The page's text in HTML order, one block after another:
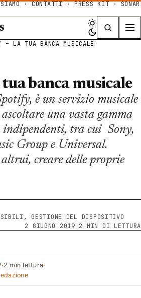
·CONTATTI ·PRESS KIT ·SONAR
– LA TUA BANCA MUSICALE
banca musicale
è un servizio musicale
una vasta gamma
indipendenti, tra cui Sony,
Group e Universal.
creare delle proprie
GESTIONE DEL DISPOSITIVO
2 GIUGNO 2019 ·2 MIN DI LETTURA
·2 min lettura·